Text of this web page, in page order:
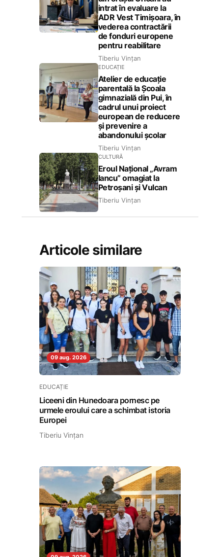
intrat în evaluare la
ADR Vest Timișoara, în
vederea contractării
de fonduri europene
pentru reabilitare
Tiberiu Vințan
EDUCAȚIE
Atelier de educație
parentală la Școala
gimnazială din Pui, în
cadrul unui proiect
european de reducere
și prevenire a
abandonului școlar
Tiberiu Vințan
CULTURĂ
Eroul Național „Avram
Iancu” omagiat la
Petroșani și Vulcan
Tiberiu Vințan
Articole similare
09 aug. 2026
EDUCAȚIE
Liceeni din Hunedoara pornesc pe
urmele eroului care a schimbat istoria
Europei
Tiberiu Vințan